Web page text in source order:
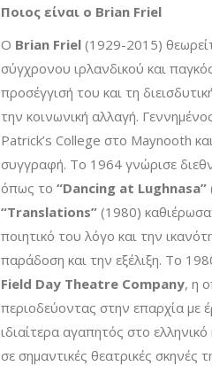
Ποιος είναι ο Brian Friel
Ο Brian Friel (1929-2015)
σύγχρονου ιρλανδικού και
προσέγγισή του και τη
την κοινωνική αλλαγή.
Patrick’s College στο Maynooth
συγγραφή. Το 1964 γνώρισε
όπως το “Dancing at Lughnasa”
“Translations” (1980)
ποιητικό του λόγο και την
παράδοση και την εξέλιξη. Το
Field Day Theatre Company, η
περιοδεύοντας στην επαρχία με
ιδιαίτερα αγαπητός στο
σε σημαντικές θεατρικές σκηνές